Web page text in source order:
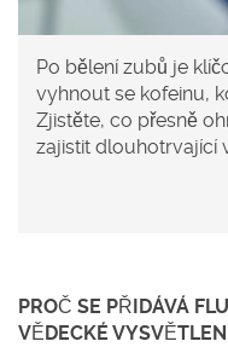
Po bělení zubů je
vyhnout se kofeinu,
Zjistěte, co přesně
zajistit dlouhotrvající
PROČ SE PŘIDÁVÁ
VĚDECKÉ